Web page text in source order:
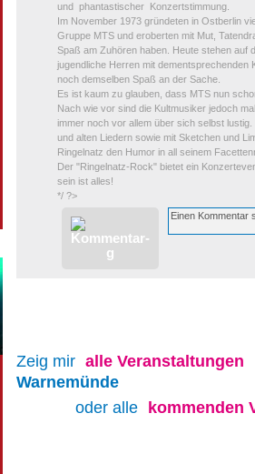
und phantastischer Konzertstimmung.
Im November 1973 gründeten in Ostberlin
Gruppe MTS und eroberten mit Mut,
Spaß am Zuhören haben. Heute stehen auf
jugendliche Herren mit
noch demselben Spaß an der Sache.
Es ist kaum zu glauben, dass MTS nun
Nach wie vor sind die Kultmusiker jedoch
immer noch vor allem über sich selbst
und alten Liedern sowie mit Sketchen und
Ringelnatz den Humor in all seinem
Der "Ringelnatz-Rock" bietet ein
sein ist alles!
*/ ?>
Zeig mir alle Veranstaltungen
Warnemünde
oder alle
kommenden